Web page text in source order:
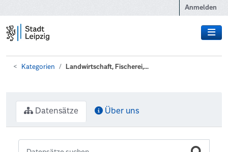
Anmelden
Kategorien Landwirtschaft, Fischerei,...
Datensätze Über uns